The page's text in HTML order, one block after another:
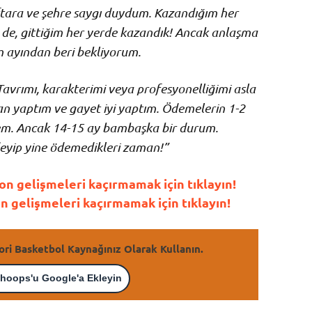
ve şehre saygı duydum. Kazandığım her
gittiğim her yerde kazandık! Ancak anlaşma
ayından beri bekliyorum.
karakterimi veya profesyonelliğimi asla
yaptım ve gayet iyi yaptım. Ödemelerin 1-2
Ancak 14-15 ay bambaşka bir durum.
yine ödemedikleri zaman!”
gelişmeleri kaçırmamak için tıklayın!
gelişmeleri kaçırmamak için tıklayın!
Basketbol Kaynağınız Olarak Kullanın.
Google'a Ekleyin